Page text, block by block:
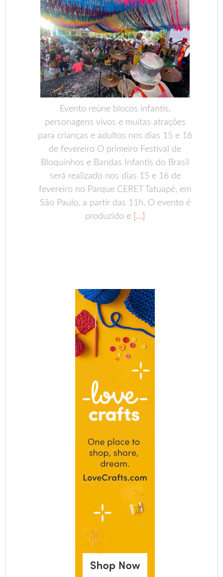
Evento reúne blocos infantis,
personagens vivos e muitas atrações
para crianças e adultos nos dias 15 e 16
de fevereiro O primeiro Festival de
Bloquinhos e Bandas Infantis do Brasil
será realizado nos dias 15 e 16 de
fevereiro no Parque CERET Tatuapé, em
São Paulo, a partir das 11h. O evento é
produzido e […]